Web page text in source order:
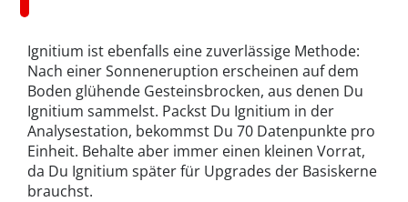
Ignitium ist ebenfalls eine zuverlässige Methode:
Nach einer Sonneneruption erscheinen auf dem
Boden glühende Gesteinsbrocken, aus denen Du
Ignitium sammelst. Packst Du Ignitium in der
Analysestation, bekommst Du 70 Datenpunkte pro
Einheit. Behalte aber immer einen kleinen Vorrat,
da Du Ignitium später für Upgrades der Basiskerne
brauchst.